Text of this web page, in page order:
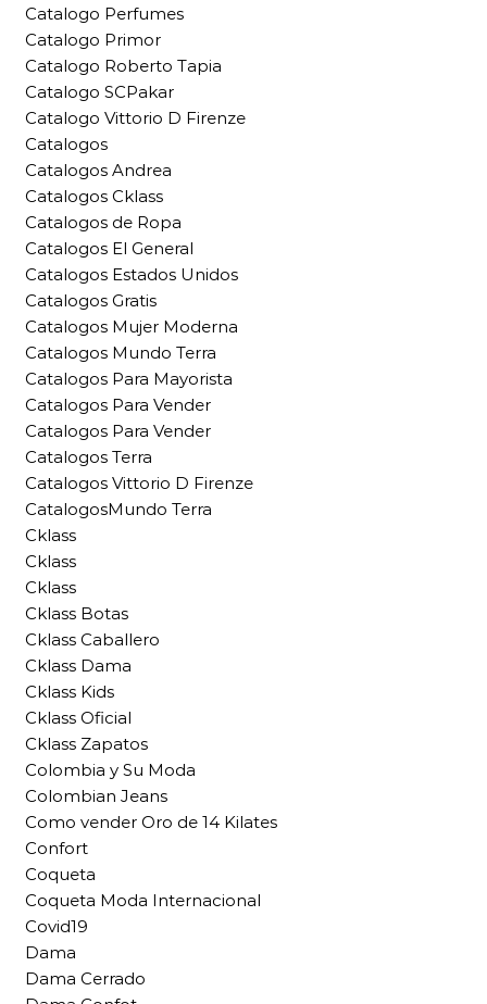
Catalogo Perfumes
Catalogo Primor
Catalogo Roberto Tapia
Catalogo SCPakar
Catalogo Vittorio D Firenze
Catalogos
Catalogos Andrea
Catalogos Cklass
Catalogos de Ropa
Catalogos El General
Catalogos Estados Unidos
Catalogos Gratis
Catalogos Mujer Moderna
Catalogos Mundo Terra
Catalogos Para Mayorista
Catalogos Para Vender
Catalogos Para Vender
Catalogos Terra
Catalogos Vittorio D Firenze
CatalogosMundo Terra
Cklass
Cklass
Cklass
Cklass Botas
Cklass Caballero
Cklass Dama
Cklass Kids
Cklass Oficial
Cklass Zapatos
Colombia y Su Moda
Colombian Jeans
Como vender Oro de 14 Kilates
Confort
Coqueta
Coqueta Moda Internacional
Covid19
Dama
Dama Cerrado